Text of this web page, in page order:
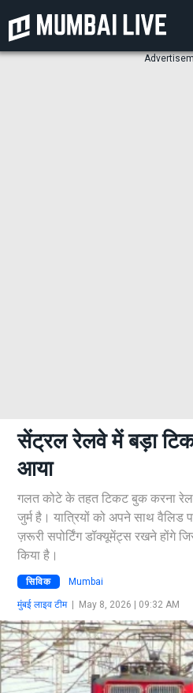
सेंट्रल रेलवे में बड़ा
आया
गलत कोटे के तहत टिकट बुक करना
जुर्म है। यात्रियों को अपने साथ
ज़रूरी सपोर्टिंग डॉक्यूमेंट्स रखने होंगे
किया है।
सिविक Mumbai
मुंबई लाइव टीम| May 8, 2026 | 09:32 AM